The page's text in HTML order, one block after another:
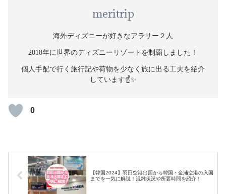
meritrip
海外ディズニーが好きなアラサー２人
2018年に世界のディズニーリゾートを制覇しました！
個人手配で行く旅行記や荷物を少なく旅に出る工夫を紹介
しています☝️✨
0
【韓国2024】羽田空港出国から韓国・金浦空港の入国
までを一気に解説！混雑状況や所要時間を紹介！